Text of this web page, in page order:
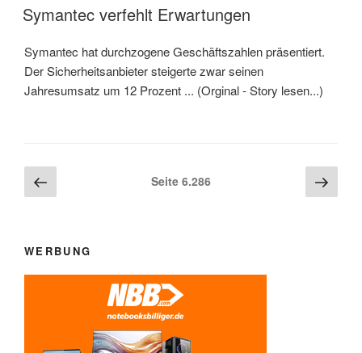
AM
Symantec verfehlt Erwartungen
Symantec hat durchzogene Geschäftszahlen präsentiert.
Der Sicherheitsanbieter steigerte zwar seinen
Jahresumsatz um 12 Prozent ... (Orginal - Story lesen...)
Beitragsnavigation
Seite
Seite 6.286
Seite
WERBUNG